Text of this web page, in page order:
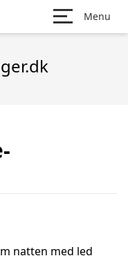
Menu
natten med led